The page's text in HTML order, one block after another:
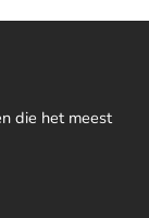
die het meest